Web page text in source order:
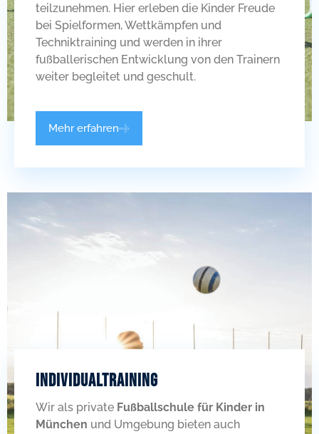
teilzunehmen. Hier erleben die Kinder Freude
bei Spielformen, Wettkämpfen und
Techniktraining und werden in ihrer
fußballerischen Entwicklung von den Trainern
weiter begleitet und geschult.
Mehr erfahren
Individualtraining
Wir als private Fußballschule für Kinder in
München und Umgebung bieten auch